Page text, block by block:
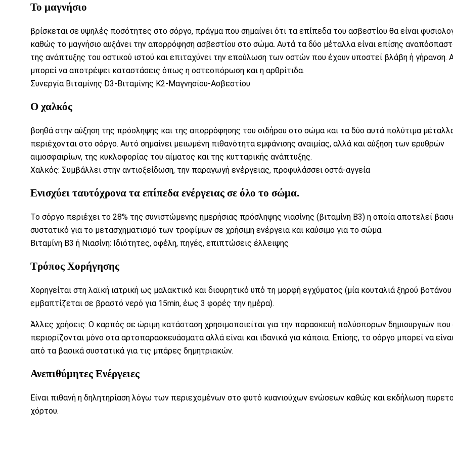
Το μαγνήσιο
βρίσκεται σε υψηλές ποσότητες στο σόργο, πράγμα που σημαίνει ότι τα επίπεδα του ασβεστίου θα είναι
καθώς το μαγνήσιο αυξάνει την απορρόφηση ασβεστίου στο σώμα. Αυτά τα δύο μέταλλα είναι επίσης
της ανάπτυξης του οστικού ιστού και επιταχύνει την επούλωση των οστών που έχουν υποστεί βλάβη ή γήρανση.
μπορεί να αποτρέψει καταστάσεις όπως η οστεοπόρωση και η αρθρίτιδα.
Συνεργία Βιταμίνης D3-Βιταμίνης Κ2-Μαγνησίου-Ασβεστίου
Ο χαλκός
βοηθά στην αύξηση της πρόσληψης και της απορρόφησης του σιδήρου στο σώμα και τα δύο αυτά πολύτιμα
περιέχονται στο σόργο. Αυτό σημαίνει μειωμένη πιθανότητα εμφάνισης αναιμίας, αλλά και αύξηση των ερυθρών
αιμοσφαιρίων, της κυκλοφορίας του αίματος και της κυτταρικής ανάπτυξης.
Χαλκός: Συμβάλλει στην αντιοξείδωση, την παραγωγή ενέργειας, προφυλάσσει οστά-αγγεία
Ενισχύει ταυτόχρονα τα επίπεδα ενέργειας σε όλο το σώμα.
Το σόργο περιέχει το 28% της συνιστώμενης ημερήσιας πρόσληψης νιασίνης (βιταμίνη Β3) η οποία αποτελεί
συστατικό για το μετασχηματισμό των τροφίμων σε χρήσιμη ενέργεια και καύσιμο για το σώμα.
Βιταμίνη Β3 ή Νιασίνη: Ιδιότητες, οφέλη, πηγές, επιπτώσεις έλλειψης
Τρόπος Χορήγησης
Χορηγείται στη λαϊκή ιατρική ως μαλακτικό και διουρητικό υπό τη μορφή εγχύματος (μία κουταλιά ξηρού βοτάνου
εμβαπτίζεται σε βραστό νερό για 15min, έως 3 φορές την ημέρα).
Άλλες χρήσεις: Ο καρπός σε ώριμη κατάσταση χρησιμοποιείται για την παρασκευή πολύσπορων δημιουργιών που
περιορίζονται μόνο στα αρτοπαρασκευάσματα αλλά είναι και ιδανικά για κάποια. Επίσης, το σόργο μπορεί να
από τα βασικά συστατικά για τις μπάρες δημητριακών.
Ανεπιθύμητες Ενέργειες
Είναι πιθανή η δηλητηρίαση λόγω των περιεχομένων στο φυτό κυανιούχων ενώσεων καθώς και εκδήλωση
χόρτου.